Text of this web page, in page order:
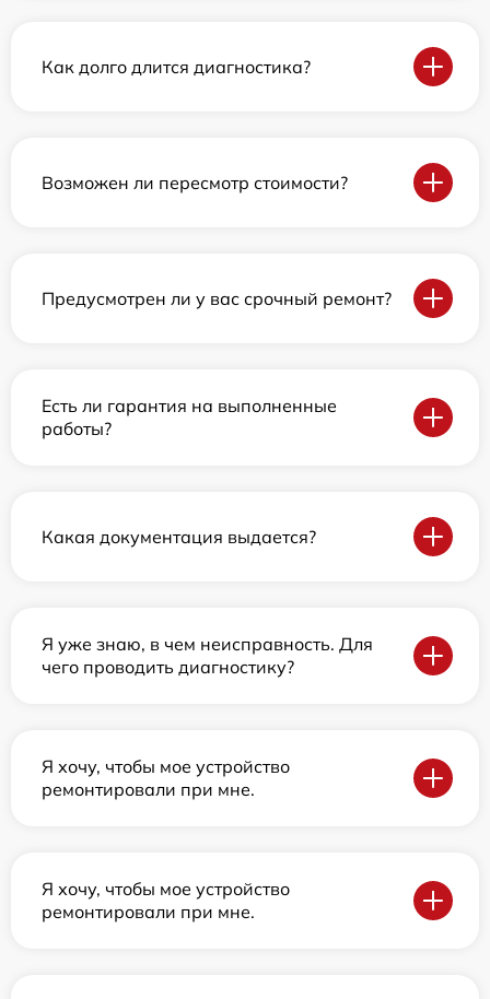
Как долго длится диагностика?
Возможен ли пересмотр стоимости?
Предусмотрен ли у вас срочный ремонт?
Есть ли гарантия на выполненные
работы?
Какая документация выдается?
Я уже знаю, в чем неисправность. Для
чего проводить диагностику?
Я хочу, чтобы мое устройство
ремонтировали при мне.
Я хочу, чтобы мое устройство
ремонтировали при мне.